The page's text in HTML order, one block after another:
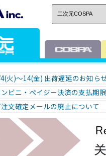
火)～14(金) 出荷遅延のお知ら
ンビニ・ペイジー決済の支払期
注文確定メールの廃止について